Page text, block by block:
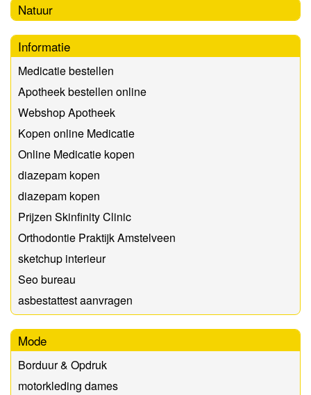
Natuur
Informatie
Medicatie bestellen
Apotheek bestellen online
Webshop Apotheek
Kopen online Medicatie
Online Medicatie kopen
diazepam kopen
diazepam kopen
Prijzen Skinfinity Clinic
Orthodontie Praktijk Amstelveen
sketchup interieur
Seo bureau
asbestattest aanvragen
Mode
Borduur & Opdruk
motorkleding dames